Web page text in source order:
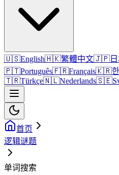
🇺🇸English🇭🇰繁體中文🇯🇵
🇵🇹Português🇫🇷Français🇰🇷
🇹🇷Türkçe🇳🇱Nederlands🇸🇪
首页
逻辑谜题
单词搜索